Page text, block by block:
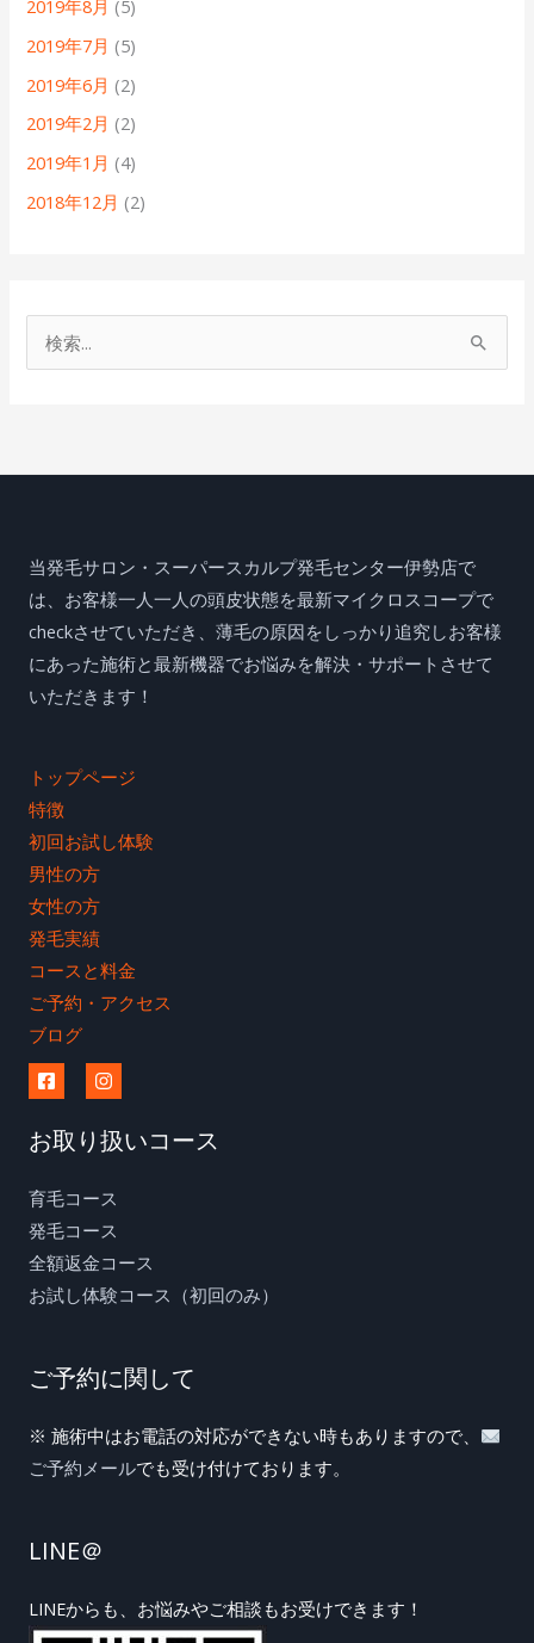
2019年8月 (5)
2019年7月 (5)
2019年6月 (2)
2019年2月 (2)
2019年1月 (4)
2018年12月 (2)
当発毛サロン・スーパースカルプ発毛センター伊勢店で
は、お客様一人一人の頭皮状態を最新マイクロスコープで
checkさせていただき、薄毛の原因をしっかり追究しお客様
にあった施術と最新機器でお悩みを解決・サポートさせて
いただきます！
トップページ
特徴
初回お試し体験
男性の方
女性の方
発毛実績
コースと料金
ご予約・アクセス
ブログ
お取り扱いコース
育毛コース
発毛コース
全額返金コース
お試し体験コース（初回のみ）
ご予約に関して
※ 施術中はお電話の対応ができない時もありますので、
ご予約メールでも受け付けております。
LINE＠
LINEからも、お悩みやご相談もお受けできます！